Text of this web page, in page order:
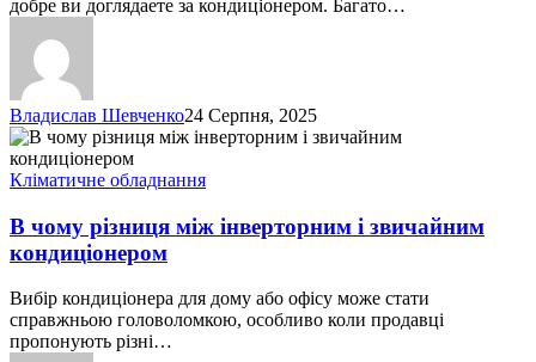
добре ви доглядаете за кондиціонером. Багато…
Владислав Шевченко24 Серпня, 2025
В
чому
різниця
інверторним
і
звичайним
Кліматичне обладнання
В чому різниця між інверторним і звичайним
кондиціонером
Вибір кондиціонера для дому або офісу може стати
справжньою головоломкою, особливо коли продавці
пропонують різні…